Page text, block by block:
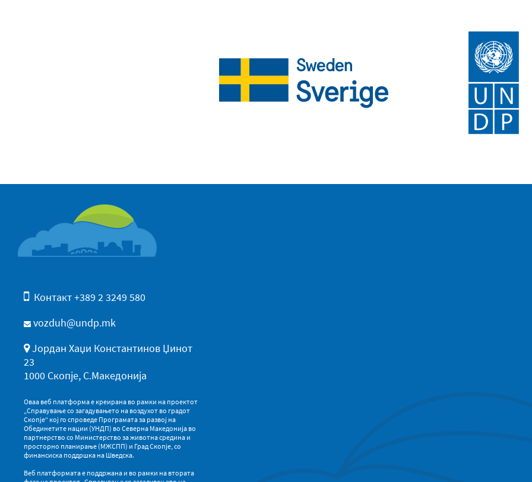
Контакт +389 2 3249 580
vozduh@undp.mk
Јордан Хаџи Константинов Џинот
23
1000 Скопје, С.Македонија
Оваа веб платформа е креирана во рамки на проектот
„Справување со загадувањето на воздухот во градот
Скопје“ кој го спроведе Програмата за развој на
Обединетите нации (УНДП) во Северна Македонија во
партнерство со Министерство за животна средина и
просторно планирање (МЖСПП) и Град Скопје, со
финансиска поддршка на Шведска.
Веб платформата е поддржана и во рамки на втората